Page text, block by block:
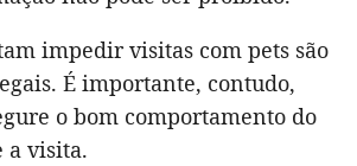
impedir visitas com pets são
É importante, contudo,
o bom comportamento do
a visita.